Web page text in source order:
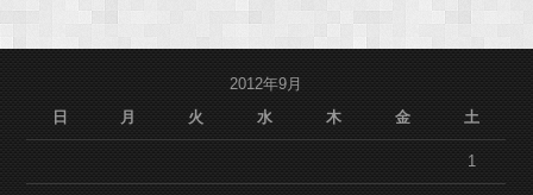
2012年9月
日
月 火 水 木 金 土
1